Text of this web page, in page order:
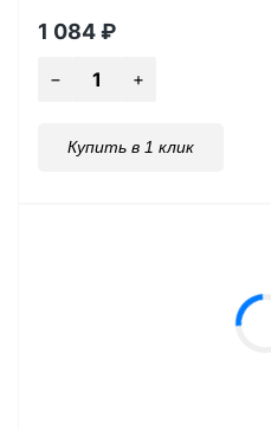
1 084₽
Купить в 1 клик